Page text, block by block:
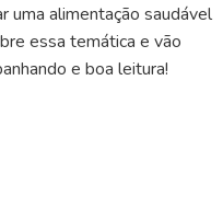
uma alimentação saudável
essa temática e vão
e boa leitura!